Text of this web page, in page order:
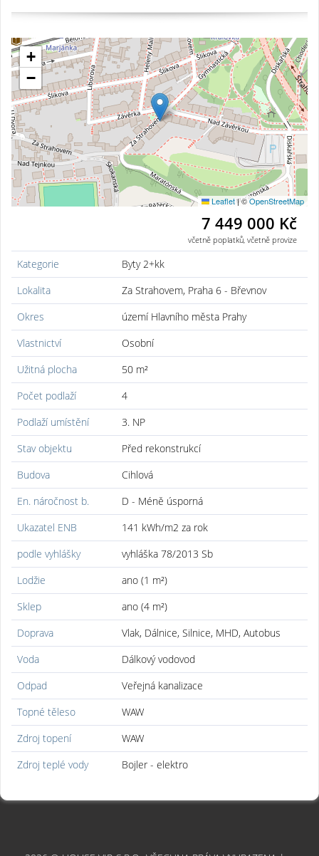
+
−
Leaflet|©OpenStreetMap
7 449 000 Kč
včetně poplatků, včetně provize
Kategorie
Byty 2+kk
Lokalita
Za Strahovem, Praha 6 - Břevnov
Okres
území Hlavního města Prahy
Vlastnictví
Osobní
Užitná plocha
50 m²
Počet podlaží
4
Podlaží umístění
3. NP
Stav objektu
Před rekonstrukcí
Budova
Cihlová
En. náročnost b.
D - Méně úsporná
Ukazatel ENB
141 kWh/m2 za rok
podle vyhlášky
vyhláška 78/2013 Sb
Lodžie
ano (1 m²)
Sklep
ano (4 m²)
Doprava
Vlak, Dálnice, Silnice, MHD, Autobus
Voda
Dálkový vodovod
Odpad
Veřejná kanalizace
Topné těleso
WAW
Zdroj topení
WAW
Zdroj teplé vody
Bojler - elektro